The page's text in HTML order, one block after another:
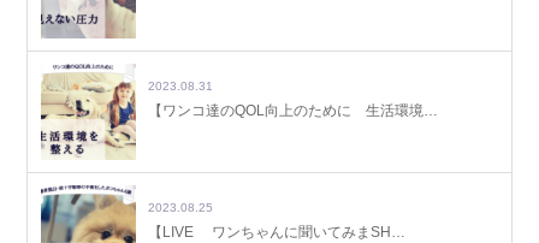
2023.08.31
【ワンコ達のQOL向上のために 生活環境…
2023.08.25
【LIVE ワンちゃんに聞いてみまSH…